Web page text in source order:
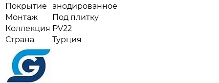
Покрытие
анодированное
Монтаж
Под плитку
Коллекция PV22
Страна
Турция